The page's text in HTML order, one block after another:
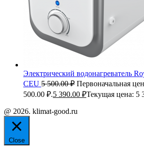
Электрический водонагреватель
CEU 5 500.00₽ Первоначальная
500.00 ₽.5 390.00 ₽Текущая цена: 5
@ 2026. klimat-good.ru
Close